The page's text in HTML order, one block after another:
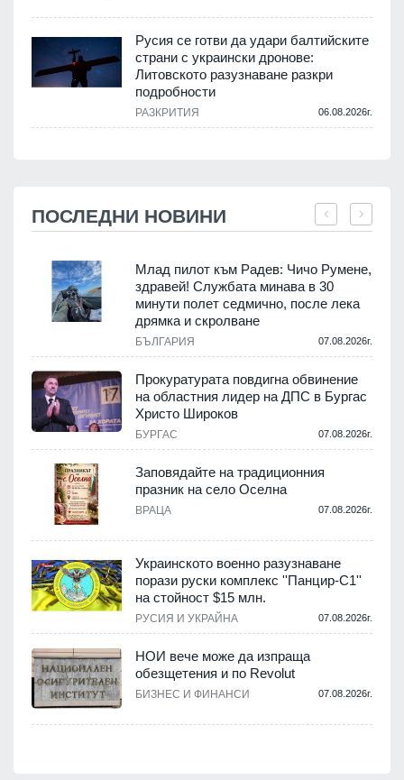
Русия се готви да удари балтийските
страни с украински дронове:
Литовското разузнаване разкри
подробности
РАЗКРИТИЯ 06.08.2026г.
ПОСЛЕДНИ НОВИНИ
Млад пилот към Радев: Чичо Румене,
здравей! Службата минава в 30
минути полет седмично, после лека
дрямка и скролване
БЪЛГАРИЯ 07.08.2026г.
Прокуратурата повдигна обвинение
на областния лидер на ДПС в Бургас
Христо Широков
БУРГАС 07.08.2026г.
Заповядайте на традиционния
празник на село Оселна
ВРАЦА 07.08.2026г.
Украинското военно разузнаване
порази руски комплекс ''Панцир-С1''
на стойност $15 млн.
РУСИЯ И УКРАЙНА 07.08.2026г.
НОИ вече може да изпраща
обезщетения и по Revolut
БИЗНЕС И ФИНАНСИ 07.08.2026г.